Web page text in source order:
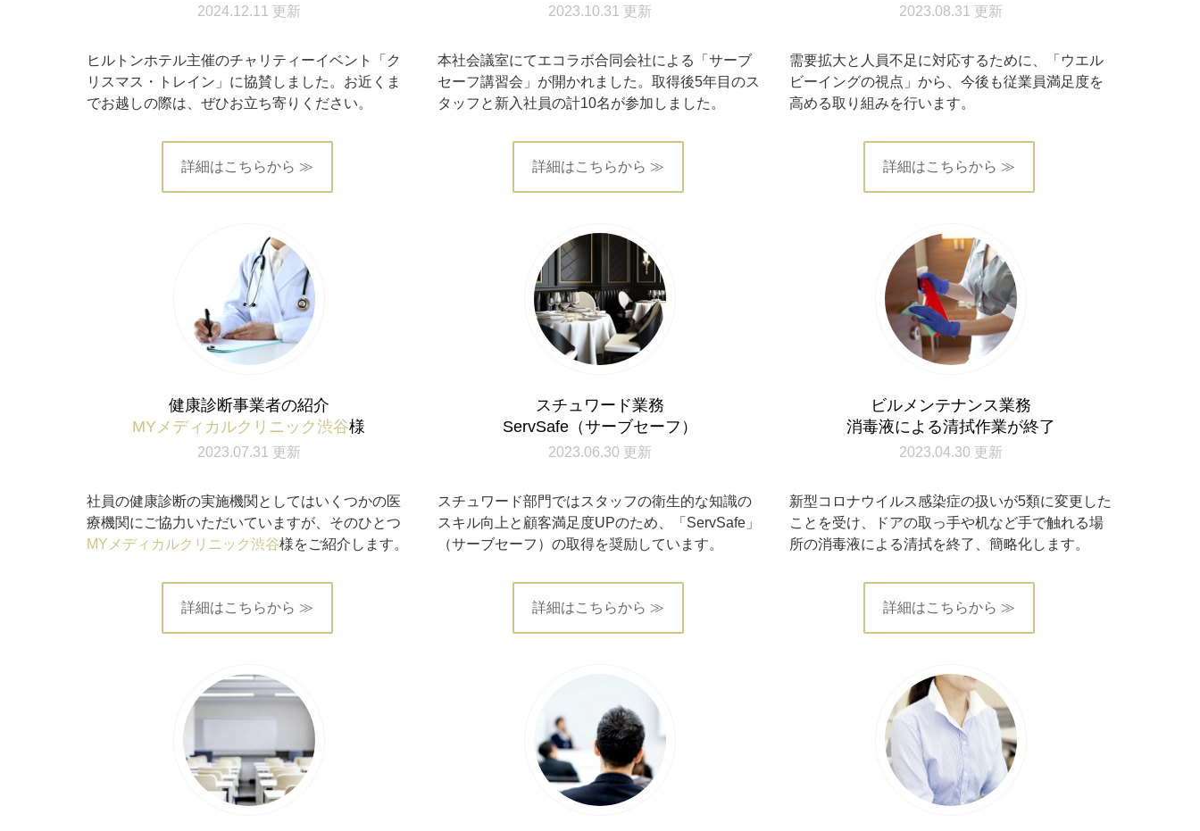
2024.12.11 更新
ヒルトンホテル主催のチャリティーイベント「ク
リスマス・トレイン」に協賛しました。お近くま
でお越しの際は、ぜひお立ち寄りください。
詳細はこちらから ≫
2023.10.31 更新
本社会議室にてエコラボ合同会社による「サーブ
セーフ講習会」が開かれました。取得後5年目のス
タッフと新入社員の計10名が参加しました。
詳細はこちらから ≫
2023.08.31 更新
需要拡大と人員不足に対応するために、「ウエル
ビーイングの視点」から、今後も従業員満足度を
高める取り組みを行います。
詳細はこちらから ≫
健康診断事業者の紹介
MYメディカルクリニック渋谷様
2023.07.31 更新
社員の健康診断の実施機関としてはいくつかの医
療機関にご協力いただいていますが、そのひとつ
MYメディカルクリニック渋谷様をご紹介します。
詳細はこちらから ≫
スチュワード業務
ServSafe（サーブセーフ）
2023.06.30 更新
スチュワード部門ではスタッフの衛生的な知識の
スキル向上と顧客満足度UPのため、「ServSafe」
（サーブセーフ）の取得を奨励しています。
詳細はこちらから ≫
ビルメンテナンス業務
消毒液による清拭作業が終了
2023.04.30 更新
新型コロナウイルス感染症の扱いが5類に変更した
ことを受け、ドアの取っ手や机など手で触れる場
所の消毒液による清拭を終了、簡略化します。
詳細はこちらから ≫